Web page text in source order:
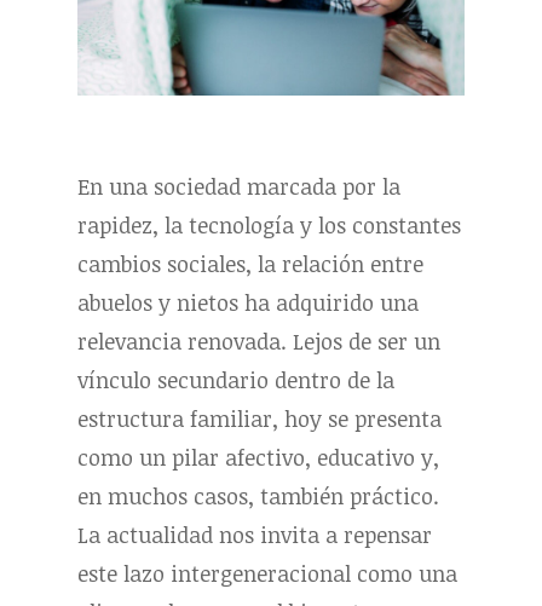
En una sociedad marcada por la
rapidez, la tecnología y los constantes
cambios sociales, la relación entre
abuelos y nietos ha adquirido una
relevancia renovada. Lejos de ser un
vínculo secundario dentro de la
estructura familiar, hoy se presenta
como un pilar afectivo, educativo y,
en muchos casos, también práctico.
La actualidad nos invita a repensar
este lazo intergeneracional como una